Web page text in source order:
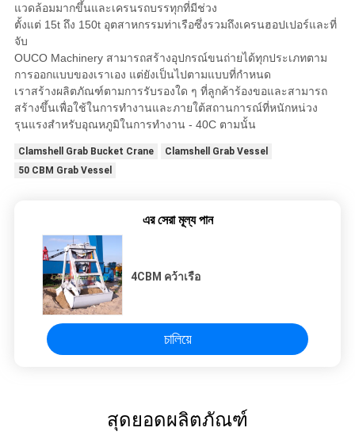
แวดล้อมมากขึ้นและเครนรถบรรทุกที่มีช่วง
ตั้งแต่ 15t ถึง 150t อุตสาหกรรมท่าเรือซึ่งรวมถึงเครนฮอปเปอร์และที่
จับ
OUCO Machinery สามารถสร้างอุปกรณ์ขนถ่ายได้ทุกประเภทตาม
การออกแบบของเราเอง แต่ยังเป็นไปตามแบบที่กำหนด
เราสร้างผลิตภัณฑ์ตามการรับรองใด ๆ ที่ลูกค้าร้องขอและสามารถ
สร้างขึ้นเพื่อใช้ในการทำงานและภายใต้สถานการณ์ที่หนักหน่วง
รุนแรงสำหรับอุณหภูมิในการทำงาน - 40C ตามนั้น
Clamshell Grab Bucket Crane
Clamshell Grab Vessel
50 CBM Grab Vessel
এর সেরা মূল্য পান
4CBM คว้าเรือ
চালিয়ে
สุดยอดผลิตภัณฑ์